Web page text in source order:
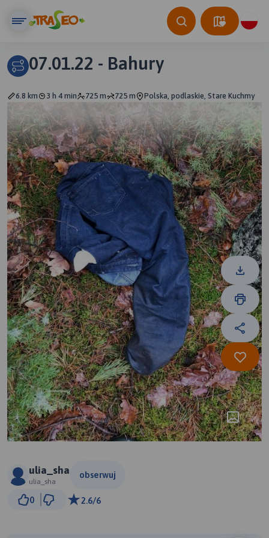
07.01.22 - Bahury
6.8 km 3 h 4 min 725 m 725 m Polska, podlaskie, Stare Kuchmy
ulia_sha
ulia_sha
obserwuj
0 2.6/6